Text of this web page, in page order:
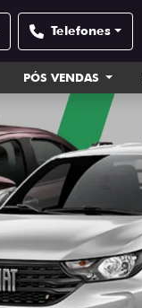
Telefones
PÓS VENDAS